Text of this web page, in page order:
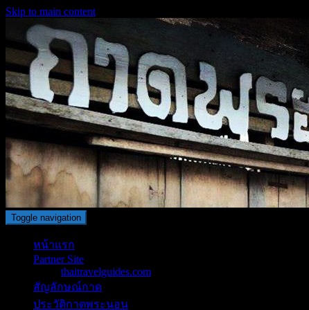
Skip to main content
Toggle navigation
หน้าแรก
Partner Site
thaitravelguides.com
สัญลักษณ์กาด
ประวัติกาดพระนอน